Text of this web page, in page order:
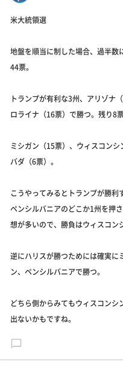
米大統領選
地盤を順当に制した場合、過半
44票。
トランプが有利な3州、アリゾナ
ロライナ（16票）で勝つ。残り8
ミシガン（15票）、ウィスコン
バダ（6票）。
こうやってみるとトランプが勝利
ペンシルバニアのどこか1州を押
想が多いので、勝負はウィスコン
逆にハリスが勝つためには確実に
ン、ペンシルバニアで勝つ。
どちら側からみてもウィスコン
出ないかもですね。